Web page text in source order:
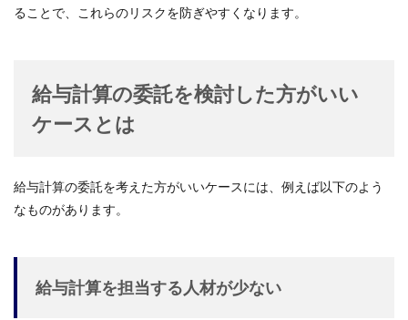
ることで、これらのリスクを防ぎやすくなります。
給与計算の委託を検討した方がいい
ケースとは
給与計算の委託を考えた方がいいケースには、例えば以下のよう
なものがあります。
給与計算を担当する人材が少ない